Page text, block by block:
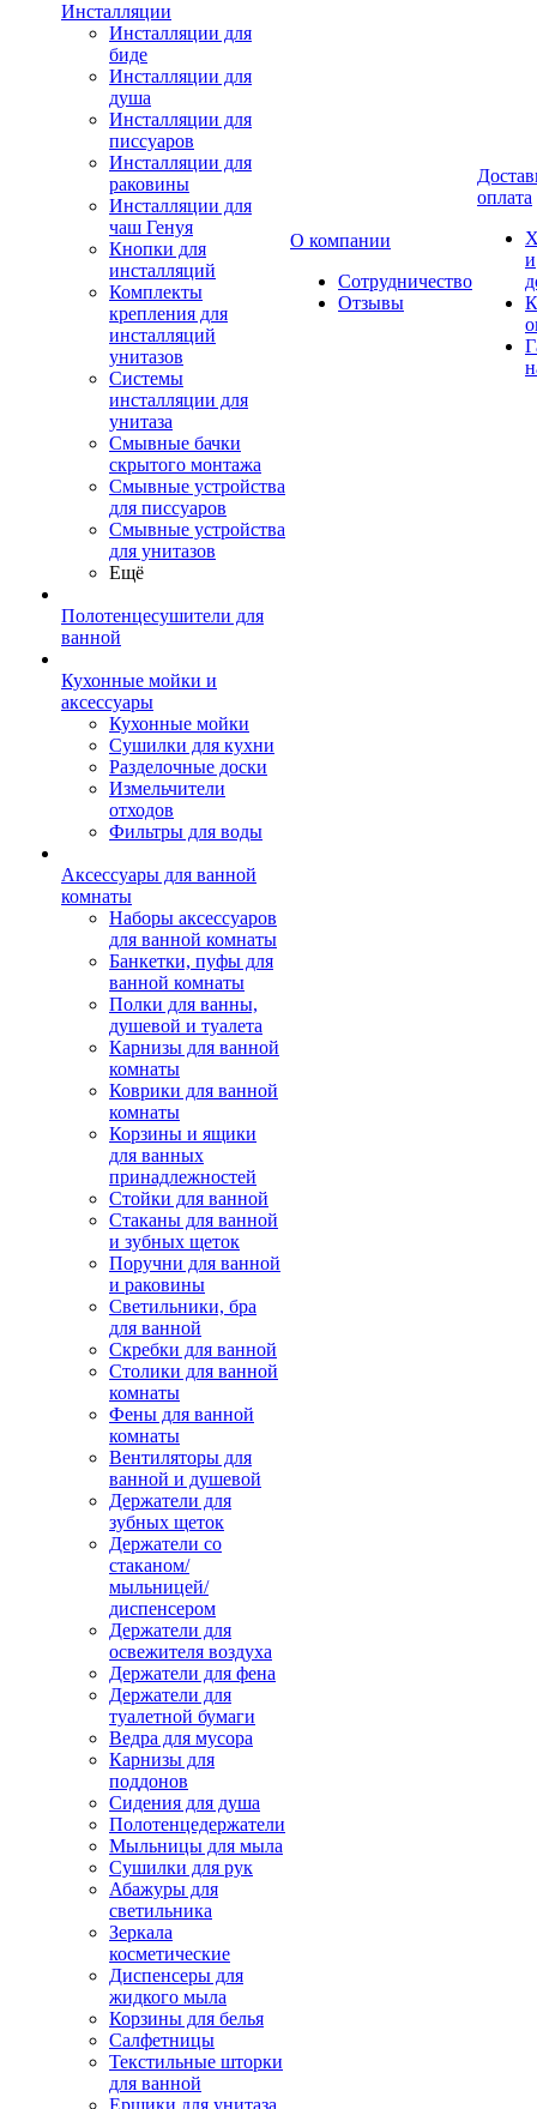
Инсталляции
Инсталляции для
биде
Инсталляции для
душа
Инсталляции для
писсуаров
Инсталляции для
раковины
Инсталляции для
чаш Генуя
Кнопки для
инсталляций
Комплекты
крепления для
инсталляций
унитазов
Системы
инсталляции для
унитаза
Смывные бачки
скрытого монтажа
Смывные устройства
для писсуаров
Смывные устройства
для унитазов
Ещё
Полотенцесушители для
ванной
Кухонные мойки и
аксессуары
Кухонные мойки
Сушилки для кухни
Разделочные доски
Измельчители
отходов
Фильтры для воды
Аксессуары для ванной
комнаты
Наборы аксессуаров
для ванной комнаты
Банкетки, пуфы для
ванной комнаты
Полки для ванны,
душевой и туалета
Карнизы для ванной
комнаты
Коврики для ванной
комнаты
Корзины и ящики
для ванных
принадлежностей
Стойки для ванной
Стаканы для ванной
и зубных щеток
Поручни для ванной
и раковины
Светильники, бра
для ванной
Скребки для ванной
Столики для ванной
комнаты
Фены для ванной
комнаты
Вентиляторы для
ванной и душевой
Держатели для
зубных щеток
Держатели со
стаканом/
мыльницей/
диспенсером
Держатели для
освежителя воздуха
Держатели для фена
Держатели для
туалетной бумаги
Ведра для мусора
Карнизы для
поддонов
Сидения для душа
Полотенцедержатели
Мыльницы для мыла
Сушилки для рук
Абажуры для
светильника
Зеркала
косметические
Диспенсеры для
жидкого мыла
Корзины для белья
Салфетницы
Текстильные шторки
для ванной
Ершики для унитаза
О компании
Сотрудничество
Отзывы
оплата
и